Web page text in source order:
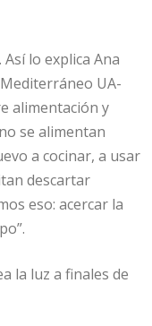
lo explica Ana
UA-
alimentación y
se alimentan
a cocinar, a usar
descartar
eso: acercar la
la luz a finales de